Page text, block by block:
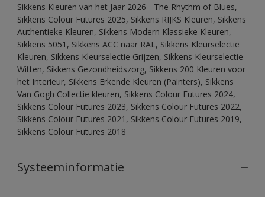
Sikkens Kleuren van het Jaar 2026 - The Rhythm of Blues,
Sikkens Colour Futures 2025, Sikkens RIJKS Kleuren, Sikkens
Authentieke Kleuren, Sikkens Modern Klassieke Kleuren,
Sikkens 5051, Sikkens ACC naar RAL, Sikkens Kleurselectie
Kleuren, Sikkens Kleurselectie Grijzen, Sikkens Kleurselectie
Witten, Sikkens Gezondheidszorg, Sikkens 200 Kleuren voor
het Interieur, Sikkens Erkende Kleuren (Painters), Sikkens
Van Gogh Collectie kleuren, Sikkens Colour Futures 2024,
Sikkens Colour Futures 2023, Sikkens Colour Futures 2022,
Sikkens Colour Futures 2021, Sikkens Colour Futures 2019,
Sikkens Colour Futures 2018
Systeeminformatie